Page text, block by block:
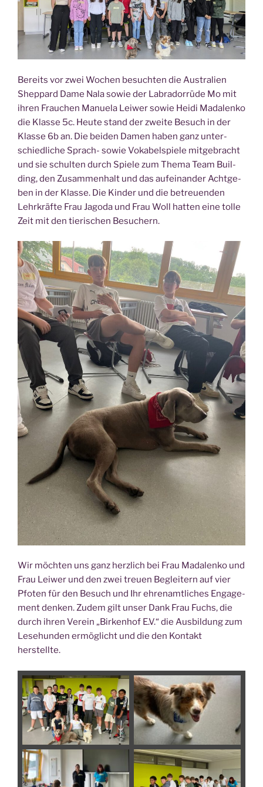
Bereits vor zwei Wochen besuch­ten die Aus­tra­li­en
Shepp­ard Dame Nala sowie der Labra­dor­rü­de Mo mit
ihren Frau­chen Manue­la Lei­wer sowie Hei­di Mada­len­ko
die Klas­se 5c. Heu­te stand der zwei­te Besuch in der
Klas­se 6b an. Die bei­den Damen haben ganz unter­
schied­li­che Sprach- sowie Voka­bel­spie­le mit­ge­bracht
und sie schul­ten durch Spie­le zum The­ma Team Buil­
ding, den Zusam­men­halt und das auf­ein­an­der Acht­ge­
ben in der Klas­se. Die Kin­der und die betreu­en­den
Lehr­kräf­te Frau Jago­da und Frau Woll hat­ten eine tol­le
Zeit mit den tie­ri­schen Besuchern.
Wir möch­ten uns ganz herz­lich bei Frau Mada­len­ko und
Frau Lei­wer und den zwei treu­en Beglei­tern auf vier
Pfo­ten für den Besuch und Ihr ehren­amt­li­ches Enga­ge­
ment den­ken. Zudem gilt unser Dank Frau Fuchs, die
durch ihren Ver­ein „Bir­ken­hof E.V.“ die Aus­bil­dung zum
Lese­hun­den ermög­licht und die den Kon­takt
herstellte.